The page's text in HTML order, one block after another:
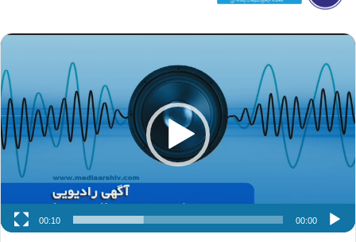
نمایشگر
ویدیو
00:00
00:10